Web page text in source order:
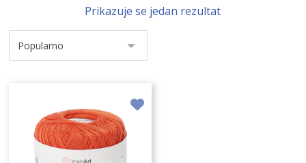
Prikazuje se jedan rezultat